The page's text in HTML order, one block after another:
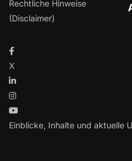
Rechtliche Hinweise
(Disclaimer)
X
Einblicke, Inhalte und aktuelle